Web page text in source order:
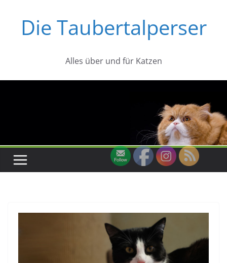
springenDie Taubertalperser
Alles über und für Katzen